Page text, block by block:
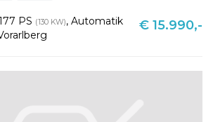
PS (130 KW), Automatik
€ 15.990,-